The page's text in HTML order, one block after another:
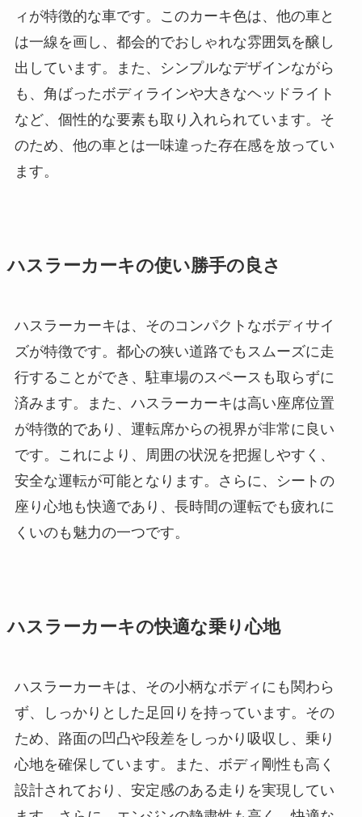
ィが特徴的な車です。このカーキ色は、他の車と
は一線を画し、都会的でおしゃれな雰囲気を醸し
出しています。また、シンプルなデザインながら
も、角ばったボディラインや大きなヘッドライト
など、個性的な要素も取り入れられています。そ
のため、他の車とは一味違った存在感を放ってい
ます。
ハスラーカーキの使い勝手の良さ
ハスラーカーキは、そのコンパクトなボディサイ
ズが特徴です。都心の狭い道路でもスムーズに走
行することができ、駐車場のスペースも取らずに
済みます。また、ハスラーカーキは高い座席位置
が特徴的であり、運転席からの視界が非常に良い
です。これにより、周囲の状況を把握しやすく、
安全な運転が可能となります。さらに、シートの
座り心地も快適であり、長時間の運転でも疲れに
くいのも魅力の一つです。
ハスラーカーキの快適な乗り心地
ハスラーカーキは、その小柄なボディにも関わら
ず、しっかりとした足回りを持っています。その
ため、路面の凹凸や段差をしっかり吸収し、乗り
心地を確保しています。また、ボディ剛性も高く
設計されており、安定感のある走りを実現してい